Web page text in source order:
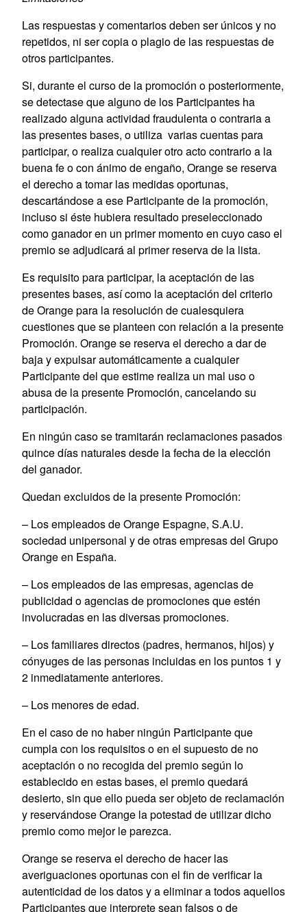
Las respuestas y comentarios deben ser únicos y no
repetidos, ni ser copia o plagio de las respuestas de
otros participantes.
Si, durante el curso de la promoción o posteriormente,
se detectase que alguno de los Participantes ha
realizado alguna actividad fraudulenta o contraria a
las presentes bases, o utiliza varias cuentas para
participar, o realiza cualquier otro acto contrario a la
buena fe o con ánimo de engaño, Orange se reserva
el derecho a tomar las medidas oportunas,
descartándose a ese Participante de la promoción,
incluso si éste hubiera resultado preseleccionado
como ganador en un primer momento en cuyo caso el
premio se adjudicará al primer reserva de la lista.
Es requisito para participar, la aceptación de las
presentes bases, así como la aceptación del criterio
de Orange para la resolución de cualesquiera
cuestiones que se planteen con relación a la presente
Promoción. Orange se reserva el derecho a dar de
baja y expulsar automáticamente a cualquier
Participante del que estime realiza un mal uso o
abusa de la presente Promoción, cancelando su
participación.
En ningún caso se tramitarán reclamaciones pasados
quince días naturales desde la fecha de la elección
del ganador.
Quedan excluidos de la presente Promoción:
– Los empleados de Orange Espagne, S.A.U.
sociedad unipersonal y de otras empresas del Grupo
Orange en España.
– Los empleados de las empresas, agencias de
publicidad o agencias de promociones que estén
involucradas en las diversas promociones.
– Los familiares directos (padres, hermanos, hijos) y
cónyuges de las personas incluidas en los puntos 1 y
2 inmediatamente anteriores.
– Los menores de edad.
En el caso de no haber ningún Participante que
cumpla con los requisitos o en el supuesto de no
aceptación o no recogida del premio según lo
establecido en estas bases, el premio quedará
desierto, sin que ello pueda ser objeto de reclamación
y reservándose Orange la potestad de utilizar dicho
premio como mejor le parezca.
Orange se reserva el derecho de hacer las
averiguaciones oportunas con el fin de verificar la
autenticidad de los datos y a eliminar a todos aquellos
Participantes que interprete sean falsos o de